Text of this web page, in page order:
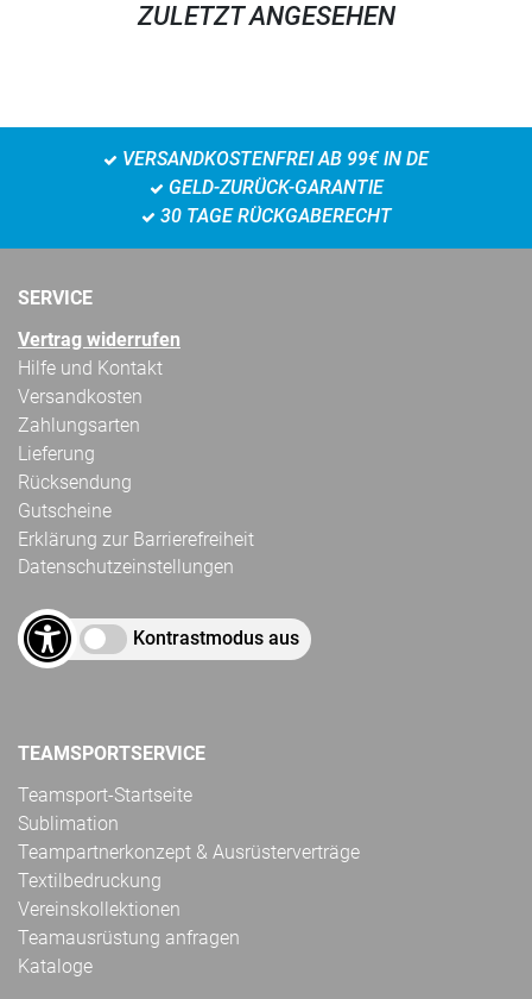
ZULETZT ANGESEHEN
VERSANDKOSTENFREI AB 99€ IN DE
GELD-ZURÜCK-GARANTIE
30 TAGE RÜCKGABERECHT
SERVICE
Vertrag widerrufen
Hilfe und Kontakt
Versandkosten
Zahlungsarten
Lieferung
Rücksendung
Gutscheine
Erklärung zur Barrierefreiheit
Datenschutzeinstellungen
Kontrastmodus aus
TEAMSPORTSERVICE
Teamsport-Startseite
Sublimation
Teampartnerkonzept & Ausrüsterverträge
Textilbedruckung
Vereinskollektionen
Teamausrüstung anfragen
Kataloge